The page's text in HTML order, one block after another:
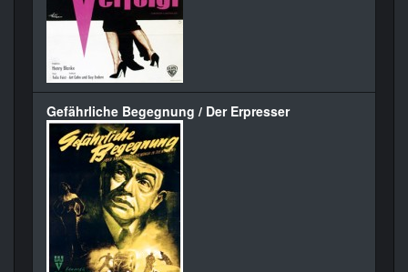
Gefährliche Begegnung / Der Erpresser